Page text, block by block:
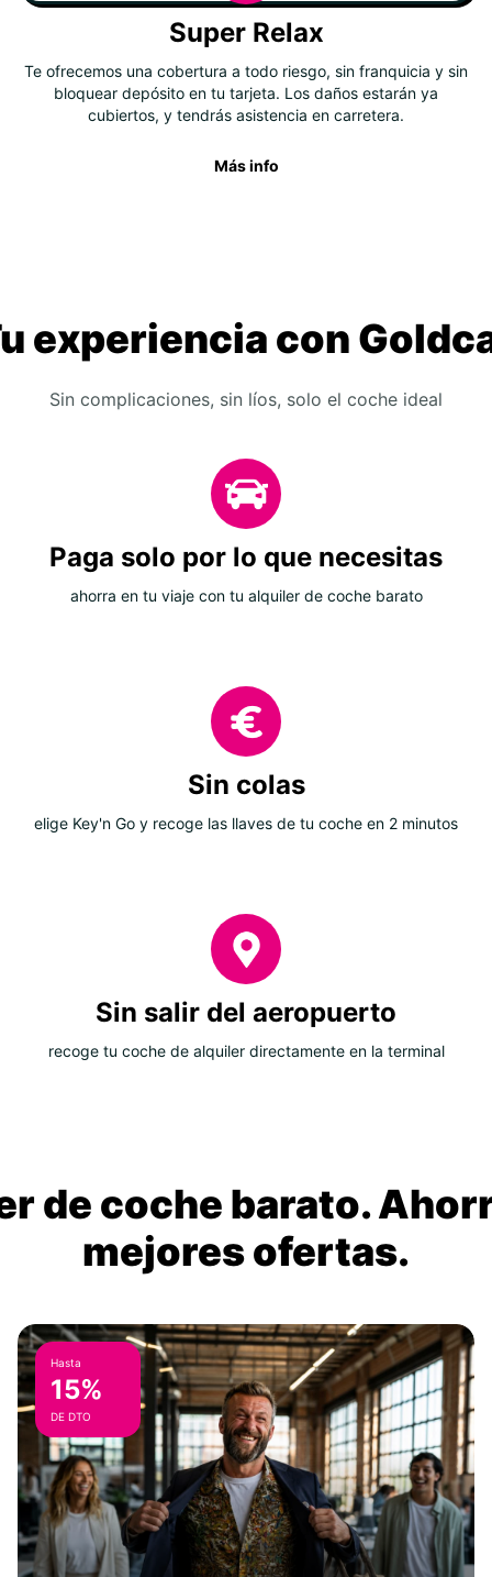
Super Relax
Te ofrecemos una cobertura a todo riesgo, sin franquicia y sin
bloquear depósito en tu tarjeta. Los daños estarán ya
cubiertos, y tendrás asistencia en carretera.
Más info
experiencia con
Sin complicaciones, sin líos, solo el coche ideal
Paga solo por lo que necesitas
ahorra en tu viaje con tu alquiler de coche barato
Sin colas
elige Key'n Go y recoge las llaves de tu coche en 2 minutos
Sin salir del aeropuerto
recoge tu coche de alquiler directamente en la terminal
de coche barato.
mejores ofertas.
Hasta
15%
DE DTO